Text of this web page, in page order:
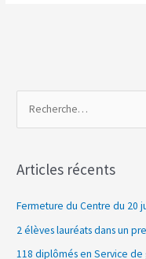
h
Articles récents
Fermeture du Centre du 20
2 élèves lauréats dans un
118 diplômés en Service